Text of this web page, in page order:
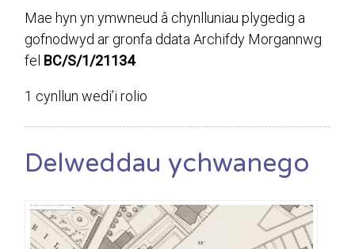
Mae hyn yn ymwneud â chynlluniau plygedig a
gofnodwyd ar gronfa ddata Archifdy Morgannwg
fel BC/S/1/21134
1 cynllun wedi’i rolio
Delweddau ychwanego